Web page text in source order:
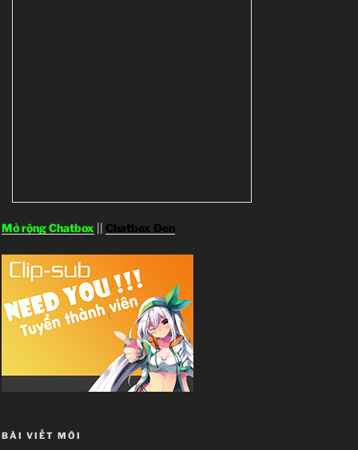
Mở rộng Chatbox Chatbox Đen
BÀI VIẾT MỚI